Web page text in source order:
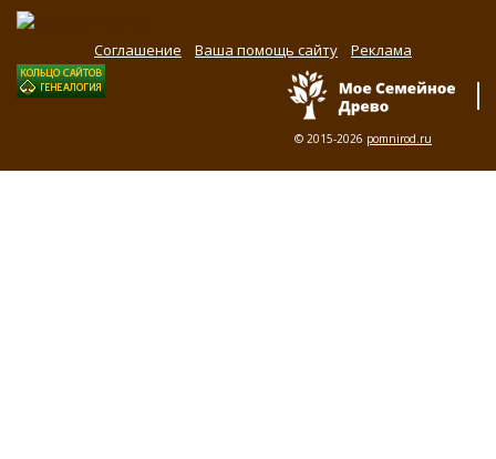
Соглашение Ваша помощь сайту Реклама
© 2015-2026 pomnirod.ru